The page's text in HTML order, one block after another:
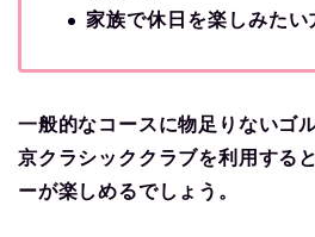
家族で休日を楽しみたい
一般的なコースに物足りないゴ
京クラシッククラブを利用する
ーが楽しめるでしょう。